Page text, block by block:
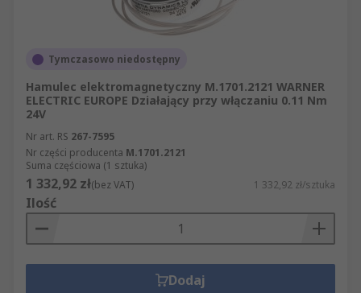
Tymczasowo niedostępny
Hamulec elektromagnetyczny M.1701.2121 WARNER
ELECTRIC EUROPE Działający przy włączaniu 0.11 Nm
24V
Nr art. RS 267-7595
Nr części producenta M.1701.2121
Suma częściowa (1 sztuka)
1 332,92 zł(bez VAT) 1 332,92 zł/sztuka
Ilość
Dodaj